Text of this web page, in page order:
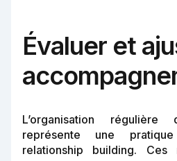
Évaluer et
L’organisation
représente une
relationship building. Ces